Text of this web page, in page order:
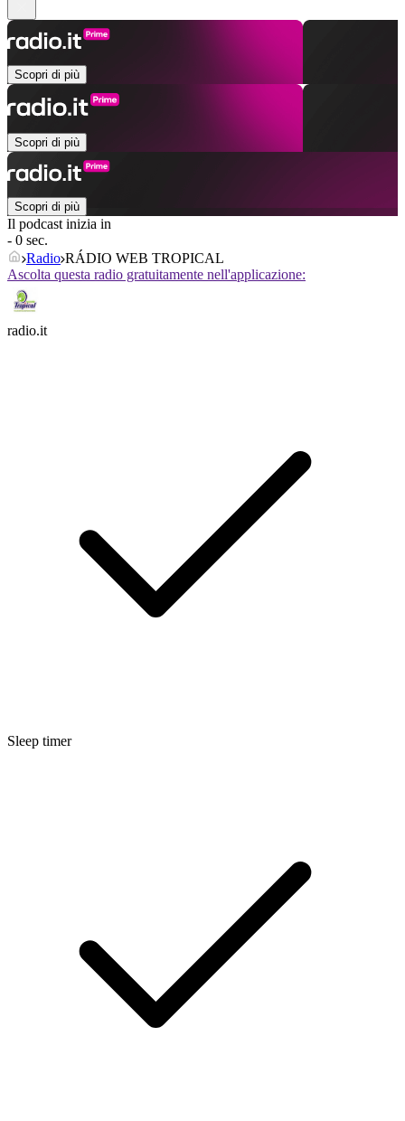
Scopri di più
Scopri di più
Scopri di più
Il podcast inizia in
- 0 sec.
Radio RÁDIO WEB TROPICAL
Ascolta questa radio gratuitamente nell'applicazione:
radio.it
Sleep timer